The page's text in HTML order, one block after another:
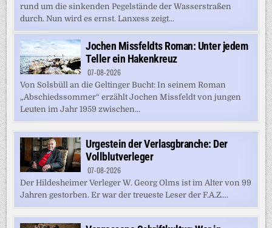
rund um die sinkenden Pegelstände der Wasserstraßen
durch. Nun wird es ernst. Lanxess zeigt...
Jochen Missfeldts Roman: Unter jedem
Teller ein Hakenkreuz
07-08-2026
Von Solsbüll an die Geltinger Bucht: In seinem Roman
„Abschiedssommer“ erzählt Jochen Missfeldt von jungen
Leuten im Jahr 1959 zwischen...
Urgestein der Verlasgbranche: Der
Vollblutverleger
07-08-2026
Der Hildesheimer Verleger W. Georg Olms ist im Alter von 99
Jahren gestorben. Er war der treueste Leser der F.A.Z....